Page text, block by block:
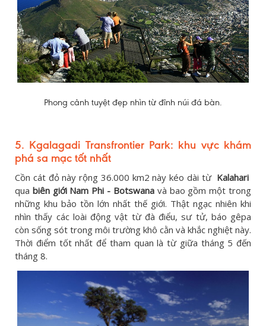
Phong cảnh tuyệt đẹp nhìn từ đỉnh núi đá bàn.
5. Kgalagadi Transfrontier Park: khu vực khám
phá sa mạc tốt nhất
Cồn cát đỏ này rộng 36.000 km2 này kéo dài từ Kalahari
qua biên giới Nam Phi - Botswanavà bao gồm một trong
những khu bảo tồn lớn nhất thế giới. Thật ngạc nhiên khi
nhìn thấy các loài động vật từ đà điểu, sư tử, báo gêpa
còn sống sót trong môi trường khô cằn và khắc nghiệt này.
Thời điểm tốt nhất để tham quan là từ giữa tháng 5 đến
tháng 8.